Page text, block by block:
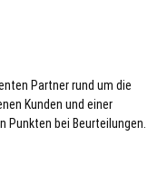
Partner rund um die
Kunden und einer
Punkten bei Beurteilungen.